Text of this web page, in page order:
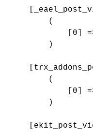
        (
[0]
        )
        (
[0]
        )